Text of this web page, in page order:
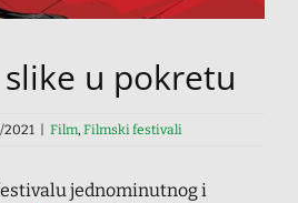
u pokretu
2021 Film, Filmski festivali
jednominutnog i